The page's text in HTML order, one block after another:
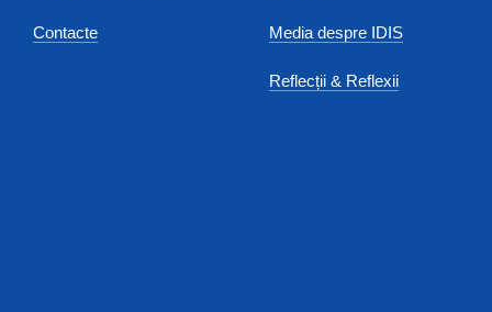
Contacte Media despre IDIS
Reflecții & Reflexii